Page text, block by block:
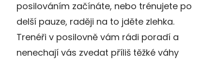
posilováním začínáte, nebo trénujete po
delší pauze, raději na to jděte zlehka.
Trenéři v posilovně vám rádi poradí a
nenechají vás zvedat příliš těžké váhy